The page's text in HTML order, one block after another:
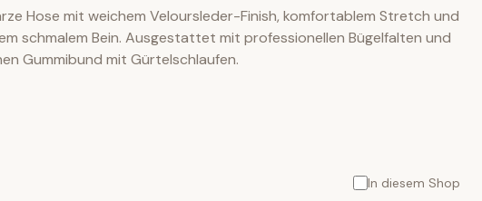
Hose mit weichem Veloursleder-Finish, komfortablem Stretch und
schmalem Bein. Ausgestattet mit professionellen Bügelfalten und
Gummibund mit Gürtelschlaufen.
In diesem Shop